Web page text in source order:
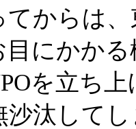
てからは
目にかか
を立ち
沙汰して